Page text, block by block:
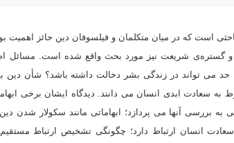
است که در میان متکلمان و فیلسوفان دین حائز اهمیت
و گستره‌ی شریعت نیز مورد بحث واقع شده است.
حد می تواند در زندگی بشر دخالت داشته باشد؟ شأن
به سعادت ابدی انسان می دانند. دیدگاه ایشان برخی
به بررسی آنها می پردازد؛ ابهاماتی مانند سکولار شدن
انسان ارتباط دارد؛ چگونگی تشخیص ارتباط